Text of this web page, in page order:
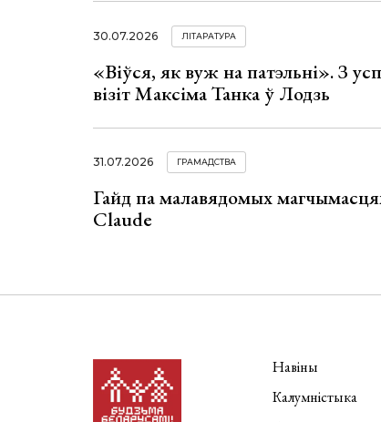
30.07.2026 ЛІТАРАТУРА
«Віўся, як вуж на патэльні». З
візіт Максіма Танка ў Лодзь
31.07.2026 ГРАМАДСТВА
Гайд па малавядомых
Claude
Навіны
Калумністыка